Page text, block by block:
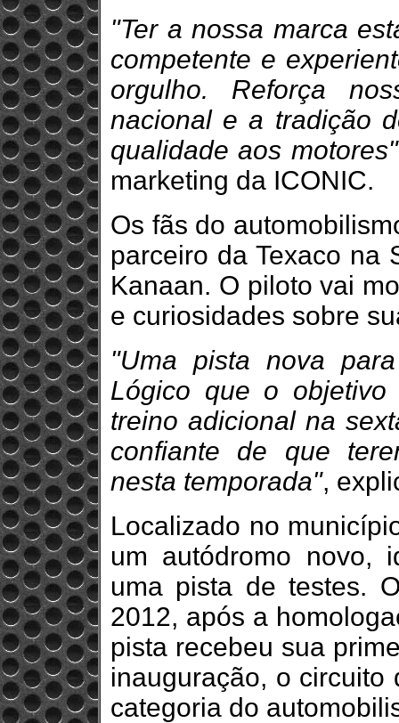
"Ter a nossa marca
competente e
orgulho. Reforça
nacional e a tradição
qualidade aos motores"
marketing da ICONIC.
Os fãs do
parceiro da Texaco na
Kanaan. O piloto vai
e curiosidades sobre
"Uma pista nova
Lógico que o
treino adicional na
confiante de que
nesta temporada",
Localizado no
um autódromo novo,
uma pista de testes.
2012, após a
pista recebeu sua
inauguração, o
categoria do